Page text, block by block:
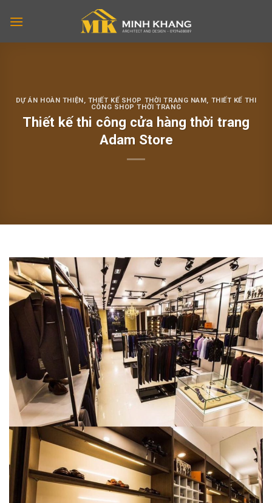
DỰ ÁN HOÀN THIỆN, THIẾT KẾ SHOP THỜI TRANG NAM, THIẾT KẾ THI
CÔNG SHOP THỜI TRANG
Thiết kế thi công cửa hàng thời trang
Adam Store